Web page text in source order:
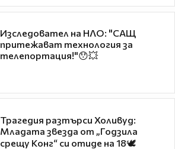
Изследовател на НЛО: "САЩ
притежават технология за
телепортация!"😯💥
Трагедия разтърси Холивуд:
Младата звезда от „Годзила
срещу Конг“ си отиде на 18🕊️